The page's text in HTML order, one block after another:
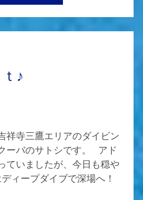
♪
祥寺三鷹エリアのダイビン
ーバのサトシです。 アド
ていましたが、今日も穏や
ィープダイブで深場へ！